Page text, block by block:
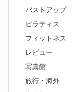
バストアップ
ピラティス
フィットネス
レビュー
写真館
旅行・海外